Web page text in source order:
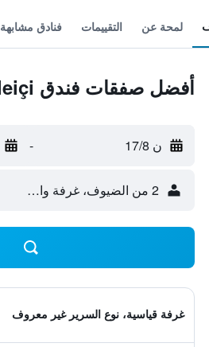
لمحة عن التقييمات فنادق مشابهة
أفضل صفقات فندق Efsali Kaleiçi
ن 17/8 -
2 من الضيوف، غرفة واحدة
غرفة قياسية، نوع السرير غير معروف